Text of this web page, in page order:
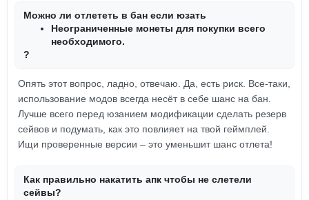
Можно ли отлететь в бан если юзать
Неограниченные монеты для покупки всего
необходимого.
?
Опять этот вопрос, ладно, отвечаю. Да, есть риск. Все-таки,
использование модов всегда несёт в себе шанс на бан.
Лучше всего перед юзанием модификации сделать резерв
сейвов и подумать, как это повлияет на твой геймплей.
Ищи проверенные версии – это уменьшит шанс отлета!
Как правильно накатить апк чтобы не слетели
сейвы?